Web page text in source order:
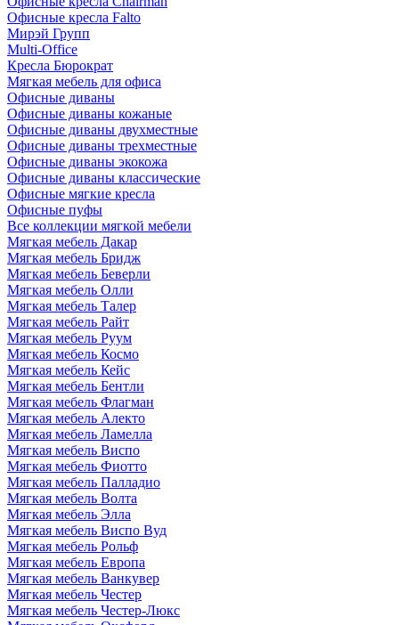
Офисные кресла Falto
Мирэй Групп
Multi-Office
Кресла Бюрократ
Мягкая мебель для офиса
Офисные диваны
Офисные диваны кожаные
Офисные диваны двухместные
Офисные диваны трехместные
Офисные диваны экокожа
Офисные диваны классические
Офисные мягкие кресла
Офисные пуфы
Все коллекции мягкой мебели
Мягкая мебель Дакар
Мягкая мебель Бридж
Мягкая мебель Беверли
Мягкая мебель Олли
Мягкая мебель Талер
Мягкая мебель Райт
Мягкая мебель Руум
Мягкая мебель Космо
Мягкая мебель Кейс
Мягкая мебель Бентли
Мягкая мебель Флагман
Мягкая мебель Алекто
Мягкая мебель Ламелла
Мягкая мебель Виспо
Мягкая мебель Фиотто
Мягкая мебель Палладио
Мягкая мебель Волта
Мягкая мебель Элла
Мягкая мебель Виспо Вуд
Мягкая мебель Рольф
Мягкая мебель Европа
Мягкая мебель Ванкувер
Мягкая мебель Честер
Мягкая мебель Честер-Люкс